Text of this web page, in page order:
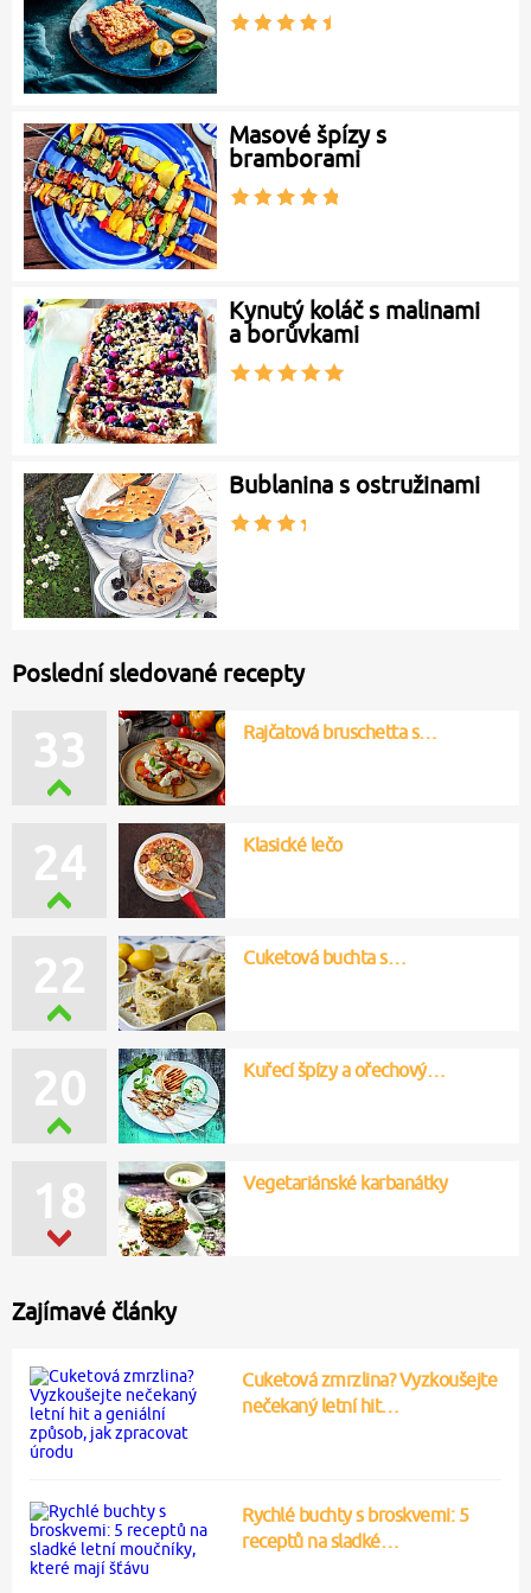
Masové špízy s
bramborami
Kynutý koláč s malinami
a borůvkami
Bublanina s ostružinami
Poslední sledované recepty
33 Rajčatová bruschetta s…
24 Klasické lečo
22 Cuketová buchta s…
18 Vegetariánské karbanátky
20 Kuřecí špízy a ořechový…
Zajímavé články
Cuketová zmrzlina? Vyzkoušejte
nečekaný letní hit…
Rychlé buchty s broskvemi: 5
receptů na sladké…